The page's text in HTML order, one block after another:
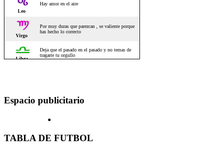
Espacio publicitario
TABLA DE FUTBOL